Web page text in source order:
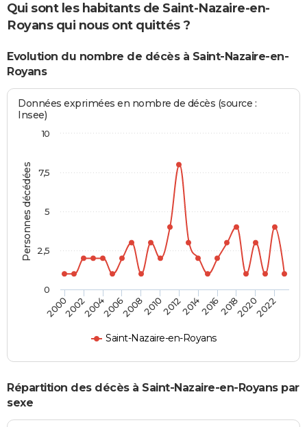
Qui sont les habitants de Saint-Nazaire-en-
Royans qui nous ont quittés ?
Evolution du nombre de décès à Saint-Nazaire-en-
Royans
Personnes décédées
Données exprimées en nombre de décès (source :
Insee)
Saint-Nazaire-en-Royans
200020022004200620082010201220142016201820202022
0
10
2,5
5
7,5
Répartition des décès à Saint-Nazaire-en-Royans par
sexe